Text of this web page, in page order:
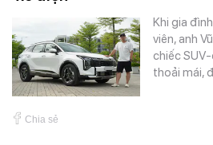
Khi gia
viên, anh
chiếc
thoải mái,
Chia sẻ